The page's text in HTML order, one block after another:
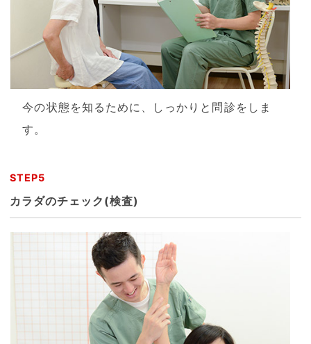
今の状態を知るために、しっかりと問診をしま
す。
STEP5
カラダのチェック(検査)